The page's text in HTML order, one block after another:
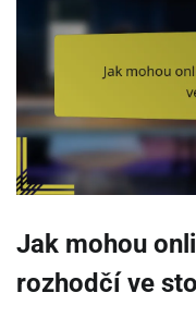
Jak mohou
rozhodčí ve